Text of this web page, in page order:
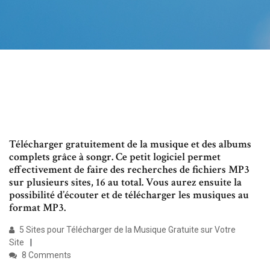
Télécharger gratuitement de la musique et des albums
complets grâce à songr. Ce petit logiciel permet
effectivement de faire des recherches de fichiers MP3
sur plusieurs sites, 16 au total. Vous aurez ensuite la
possibilité d’écouter et de télécharger les musiques au
format MP3.
5 Sites pour Télécharger de la Musique Gratuite sur Votre
Site
8 Comments